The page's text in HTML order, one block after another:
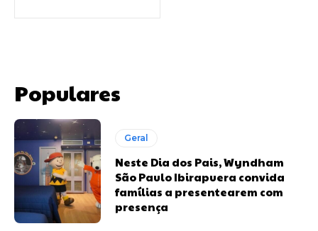
Populares
Geral
Neste Dia dos Pais, Wyndham
São Paulo Ibirapuera convida
famílias a presentearem com
presença